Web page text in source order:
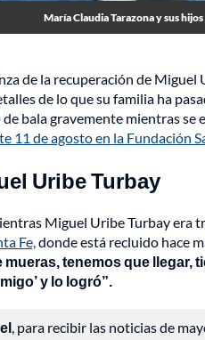
María Claudia Tarazona y sus
de la recuperación de Miguel
de lo que su familia ha
bala gravemente mientras
11 de agosto en la Fundación
Uribe Turbay
Miguel Uribe Turbay era
Fe, donde está recluido hace
mueras, tenemos que llegar,
y lo logró”.
, para recibir las noticias de